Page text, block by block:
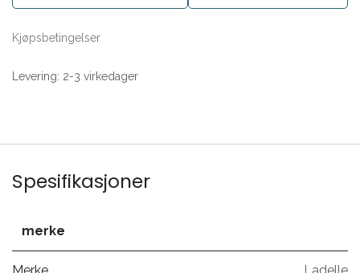
Kjøpsbetingelser
Levering: 2-3 virkedager
Spesifikasjoner
merke